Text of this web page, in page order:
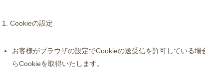
1. Cookieの設定
お客様がブラウザの設定でCookieの送受信を許可している
らCookieを取得いたします。